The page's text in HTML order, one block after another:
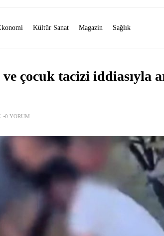
Kültür Sanat Magazin Sağlık
çocuk tacizi iddiasıyla
0 YORUM